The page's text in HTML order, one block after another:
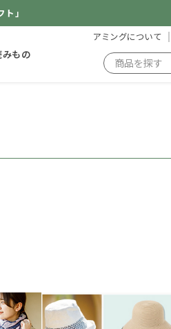
」
みもの
アミングについて